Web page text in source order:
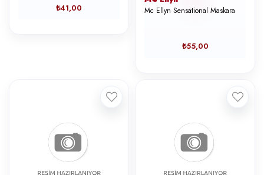
₺41,00 Mc Ellyn Sensational Maskara
₺55,00